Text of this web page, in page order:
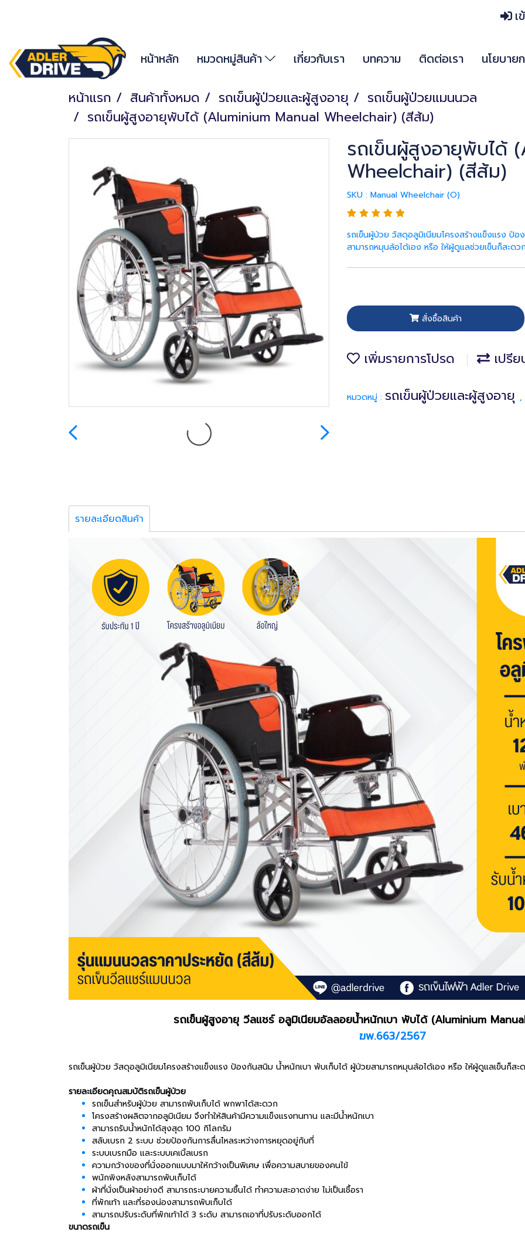
เ
หน้าหลัก หมวดหมู่สินค้า เกี่ยวกับเรา บทความ ติดต่อเรา นโยบาย
หน้าแรก สินค้าทั้งหมด รถเข็นผู้ป่วยและผู้สูงอายุ
รถเข็นผู้ป่วยแมนนวล
รถเข็นผู้สูงอายุพับได้ (Aluminium Manual Wheelchair) (สีส้ม)
รถเข็นผู้สูงอายุพับได้
Wheelchair) (สีส้ม)
SKU : Manual Wheelchair (O)
รถเข็นผู้ป่วย วัสดุอลูมิเนียมโครงสร้างแข็งแรง ป้
สามารถหมุนล้อได้เอง หรือ ให้ผู้ดูแลช่วยเข็นก็สะด
สั่งซื้อสินค้า
เพิ่มรายการโปรด เปรี
หมวดหมู่ : รถเข็นผู้ป่วยและผู้สูงอายุ ,
รายละเอียดสินค้า
รถเข็นผู้สูงอายุ วีลแชร์ อลูมิเนียมอัลลอยน้ำหนักเบา พับได้ (Aluminium
ฆพ.663/2567
รถเข็นผู้ป่วย วัสดุอลูมิเนียมโครงสร้างแข็งแรง ป้องกันสนิม น้ำหนักเบา พับเก็บได้ ผู้ป่วยสามารถหมุนล้อได้เอง หรือ ให้ผู้ดูแลเข็นก็สะ
รายละเอียดคุณสมบัติรถเข็นผู้ป่วย
รถเข็นสำหรับผู้ป่วย สามารถพับเก็บได้ พกพาได้สะดวก
โครงสร้างผลิตจากอลูมิเนียม จึงทำให้สินค้ามีความแข็งแรงทนทาน และมีน้ำหนักเบา
สามารถรับน้ำหนักได้สุงสุด 100 กิโลกรัม
สลับเบรก 2 ระบบ ช่วยป้องกันการลื่นไหลระหว่างการหยุดอยู่กับที่
ระบบเบรกมือ และระบบเคเบิ้ลเบรก
ความกว้างของที่นั่งออกแบบมาให้กว้างเป็นพิเศษ เพื่อความสบายของคนไข้
พนักพิงหลังสามารถพับเก็บได้
ผ้าที่นั่งเป็นผ้าอย่างดี สามารถระบายความชื้นได้ ทำความสะอาดง่าย ไม่เป็นเชื้อรา
ที่พักเท้า และที่รองน่องสามารถพับเก็บได้
สามารถปรับระดับที่พักเท้าได้ 3 ระดับ สามารถเอาที่ปรับระดับออกได้
ขนาดรถเข็น